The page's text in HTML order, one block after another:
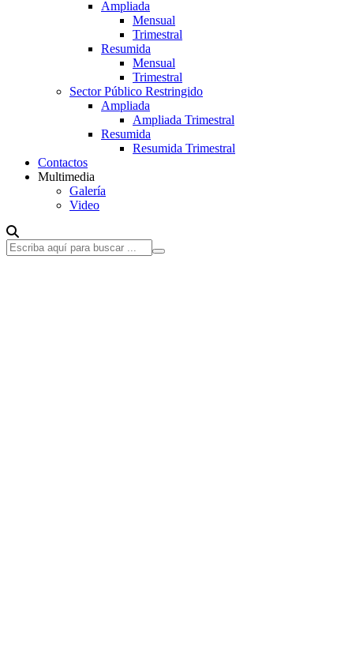
Ampliada
Mensual
Trimestral
Resumida
Mensual
Trimestral
Sector Público Restringido
Ampliada
Ampliada Trimestral
Resumida
Resumida Trimestral
Contactos
Multimedia
Galería
Video